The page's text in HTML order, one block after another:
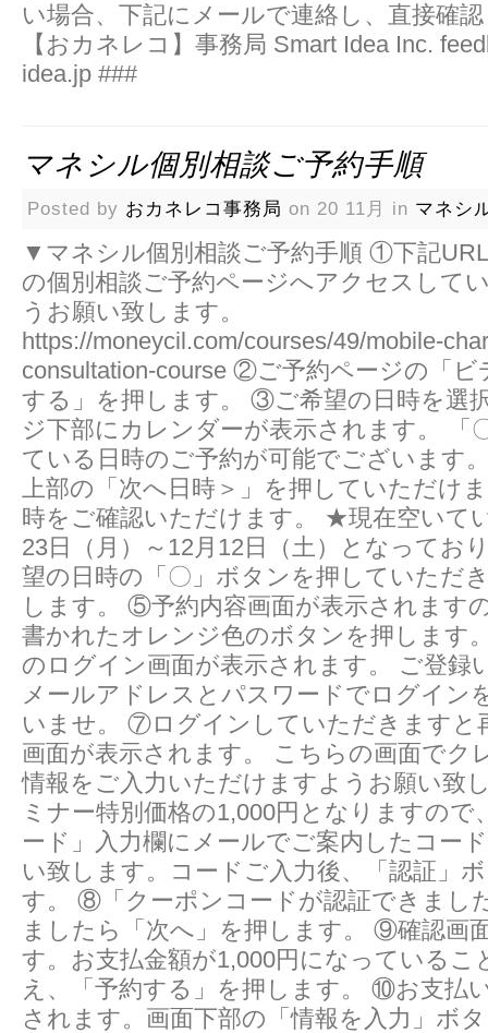
い場合、下記にメールで連絡し、直接確
【おカネレコ】事務局 Smart Idea Inc.
idea.jp ###
マネシル個別相談ご予約手順
Posted by おカネレコ事務局 on 20 11月 in マネシ
▼マネシル個別相談ご予約手順 ①下記
の個別相談ご予約ページへアクセスして
うお願い致します。
https://moneycil.com/courses/49/mobile-
consultation-course ②ご予約ページの「ビ
する」を押します。 ③ご希望の日時を選
ジ下部にカレンダーが表示されます。 「
ている日時のご予約が可能でございます
上部の「次へ日時＞」を押していただけ
時をご確認いただけます。 ★現在空いて
23日（月）～12月12日（土）となってお
望の日時の「〇」ボタンを押していただ
します。 ⑤予約内容画面が表示されます
書かれたオレンジ色のボタンを押します
のログイン画面が表示されます。 ご登録
メールアドレスとパスワードでログイン
いませ。 ⑦ログインしていただきますと
画面が表示されます。 こちらの画面でク
情報をご入力いただけますようお願い致
ミナー特別価格の1,000円となりますので
ード」入力欄にメールでご案内したコー
い致します。コードご入力後、「認証」
す。 ⑧「クーポンコードが認証できまし
ましたら「次へ」を押します。 ⑨確認画
す。お支払金額が1,000円になっているこ
え、「予約する」を押します。 ⑩お支払
されます。画面下部の「情報を入力」ボ